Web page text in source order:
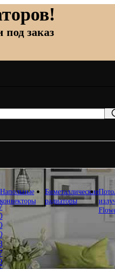
заказ
Напольные
конвекторы
Биметаллические
радиаторы